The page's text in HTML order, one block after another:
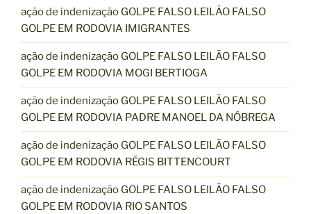
ação de indenização GOLPE FALSO LEILÃO FALSO
GOLPE EM RODOVIA IMIGRANTES
ação de indenização GOLPE FALSO LEILÃO FALSO
GOLPE EM RODOVIA MOGI BERTIOGA
ação de indenização GOLPE FALSO LEILÃO FALSO
GOLPE EM RODOVIA PADRE MANOEL DA NÓBREGA
ação de indenização GOLPE FALSO LEILÃO FALSO
GOLPE EM RODOVIA RÉGIS BITTENCOURT
ação de indenização GOLPE FALSO LEILÃO FALSO
GOLPE EM RODOVIA RIO SANTOS